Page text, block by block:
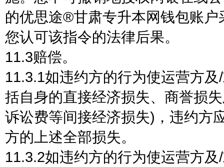
的优思途®甘肃专升本网钱包账
您认可该指令的法律后果。
11.3赔偿。
11.3.1如违约方的行为使运营方
括自身的直接经济损失、商誉损
诉讼费等间接经济损失)，违约方
方的上述全部损失。
11.3.2如违约方的行为使运营方